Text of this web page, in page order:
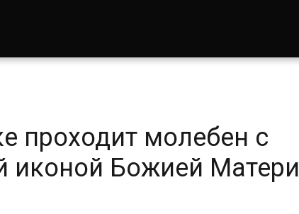
проходит молебен с
иконой Божией Матери